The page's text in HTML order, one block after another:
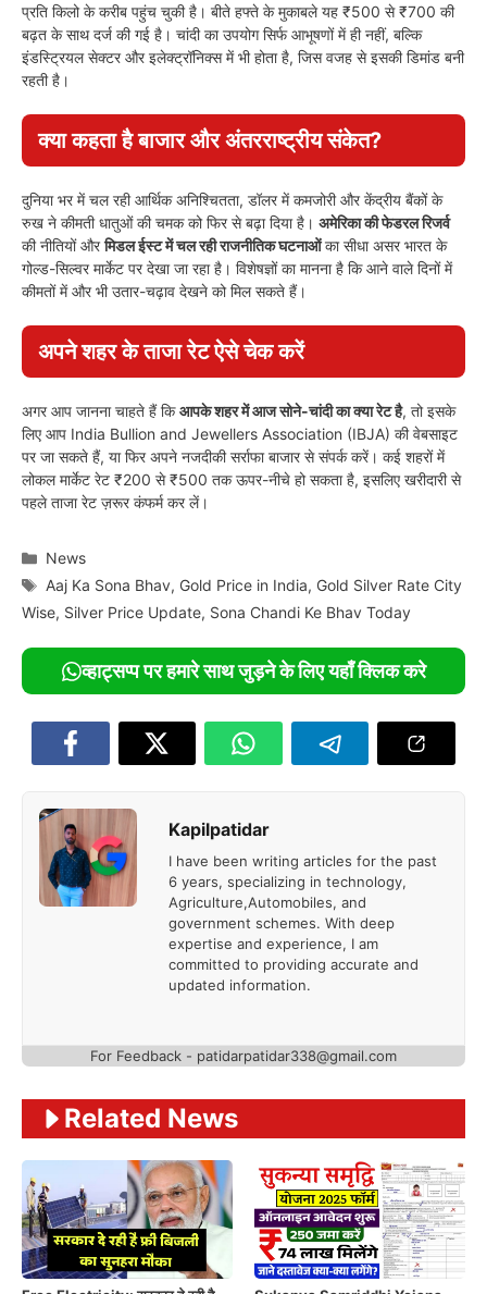
प्रति किलो के करीब पहुंच चुकी है। बीते हफ्ते के मुकाबले यह ₹500 से ₹700 की
बढ़त के साथ दर्ज की गई है। चांदी का उपयोग सिर्फ आभूषणों में ही नहीं, बल्कि
इंडस्ट्रियल सेक्टर और इलेक्ट्रॉनिक्स में भी होता है, जिस वजह से इसकी डिमांड बनी
रहती है।
क्या कहता है बाजार और अंतरराष्ट्रीय संकेत?
दुनिया भर में चल रही आर्थिक अनिश्चितता, डॉलर में कमजोरी और केंद्रीय बैंकों के
रुख ने कीमती धातुओं की चमक को फिर से बढ़ा दिया है। अमेरिका की फेडरल रिजर्व
की नीतियों औरमिडल ईस्ट में चल रही राजनीतिक घटनाओंका सीधा असर भारत के
गोल्ड-सिल्वर मार्केट पर देखा जा रहा है। विशेषज्ञों का मानना है कि आने वाले दिनों में
कीमतों में और भी उतार-चढ़ाव देखने को मिल सकते हैं।
अपने शहर के ताजा रेट ऐसे चेक करें
अगर आप जानना चाहते हैं किआपके शहर में आज सोने-चांदी का क्या रेट है, तो इसके
लिए आप India Bullion and Jewellers Association (IBJA) की वेबसाइट
पर जा सकते हैं, या फिर अपने नजदीकी सर्राफा बाजार से संपर्क करें। कई शहरों में
लोकल मार्केट रेट ₹200 से ₹500 तक ऊपर-नीचे हो सकता है, इसलिए खरीदारी से
पहले ताजा रेट ज़रूर कंफर्म कर लें।
Categories
News
Tags
Aaj Ka Sona Bhav, Gold Price in India, Gold Silver Rate City
Wise, Silver Price Update, Sona Chandi Ke Bhav Today
व्हाट्सप्प पर हमारे साथ जुड़ने के लिए यहाँ क्लिक करे
Kapilpatidar
I have been writing articles for the past
6 years, specializing in technology,
Agriculture,Automobiles, and
government schemes. With deep
expertise and experience, I am
committed to providing accurate and
updated information.
For Feedback - patidarpatidar338@gmail.com
Related News